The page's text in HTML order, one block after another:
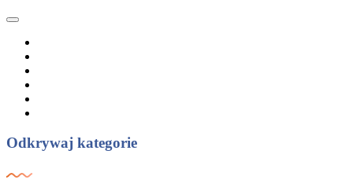
Odkrywaj kategorie